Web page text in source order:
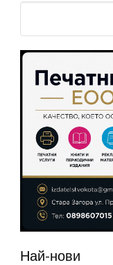
Най-нови